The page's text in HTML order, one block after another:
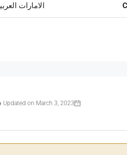
الامارات
Updated on March 3, 2023 في 2:25 pm